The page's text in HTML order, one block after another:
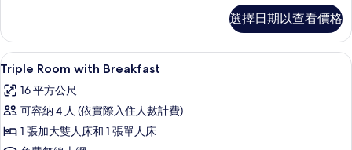
所
有
相
片
with
Breakfast
2
Pax
的
詳
選擇日期以查看價格
顯
示
Triple
Room
with
高級寢具、客房內保險箱、書桌、筆
5
Triple Room with Breakfast
16 平方公尺
可容納 4 人 (依實際入住人數計費)
1 張加大雙人床和 1 張單人床